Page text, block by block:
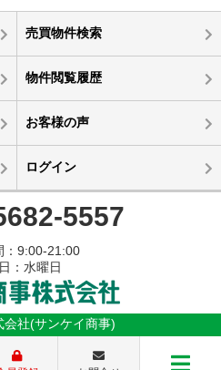
売買物件検索
物件閲覧履歴
お客様の声
ログイン
5557
：9:00-21:00
：水曜日
社(サンケイ商事)